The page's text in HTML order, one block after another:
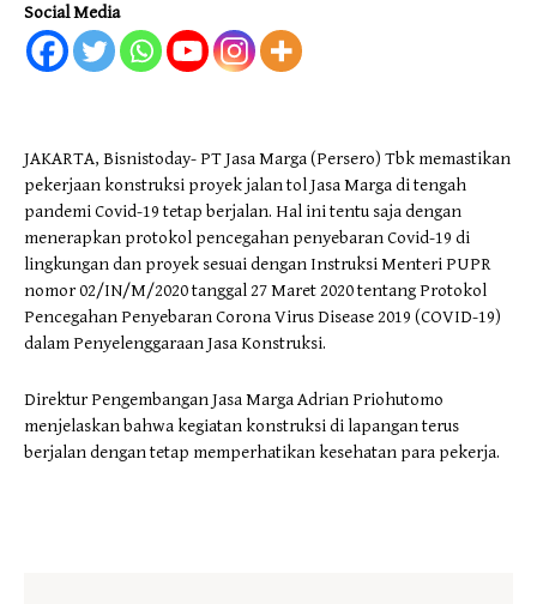
Social Media
JAKARTA, Bisnistoday- PT Jasa Marga (Persero) Tbk memastikan
pekerjaan konstruksi proyek jalan tol Jasa Marga di tengah
pandemi Covid-19 tetap berjalan. Hal ini tentu saja dengan
menerapkan protokol pencegahan penyebaran Covid-19 di
lingkungan dan proyek sesuai dengan Instruksi Menteri PUPR
nomor 02/IN/M/2020 tanggal 27 Maret 2020 tentang Protokol
Pencegahan Penyebaran Corona Virus Disease 2019 (COVID-19)
dalam Penyelenggaraan Jasa Konstruksi.
Direktur Pengembangan Jasa Marga Adrian Priohutomo
menjelaskan bahwa kegiatan konstruksi di lapangan terus
berjalan dengan tetap memperhatikan kesehatan para pekerja.